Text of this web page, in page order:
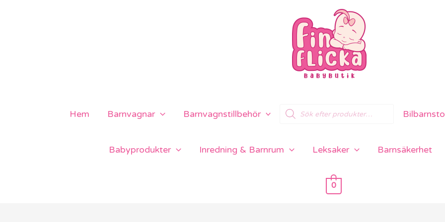
Hem Barnvagnar Barnvagnstillbehör
Products
search
Babyprodukter Inredning & Barnrum Leksaker Barnsäkerhet
0